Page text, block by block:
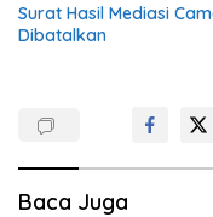
Surat Hasil Mediasi
Dibatalkan
Baca Juga